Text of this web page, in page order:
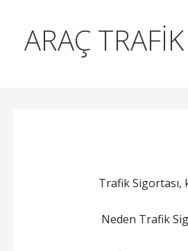
ARAÇ
Trafik Sigortası,
Neden Trafik